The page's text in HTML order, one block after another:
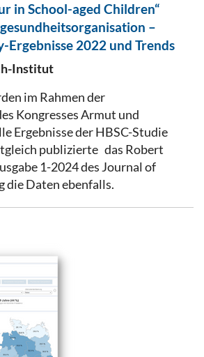
in School-aged Children“
–
Ergebnisse 2022 und Trends
Institut
im Rahmen der
Kongresses Armut und
Ergebnisse der HBSC-Studie
publizierte das Robert
1-2024 des Journal of
Daten ebenfalls.